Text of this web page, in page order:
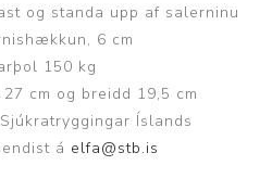
og standa upp af salerninu
6 cm
150 kg
cm og breidd 19,5 cm
Íslands
á elfa@stb.is